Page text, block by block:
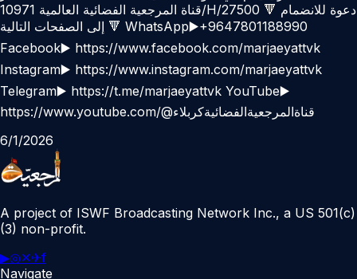
قناة المرجعية الفضائية العالمية 10971/H/27500 🔻 دعوة للانضمام
إلى الصفحات التالية 🔻 WhatsApp▶️+9647801188990
Facebook▶️ https://www.facebook.com/marjaeyattvk
Instagram▶️ https://www.instagram.com/marjaeyattvk
Telegram▶️ https://t.me/marjaeyattvk YouTube▶️
https://www.youtube.com/@قناةالمرجعيةالفضائيةكربلاء
6/1/2026
A project of ISWF Broadcasting Network Inc., a US 501(c)
(3) non-profit.
▶◎✕✈f
Navigate